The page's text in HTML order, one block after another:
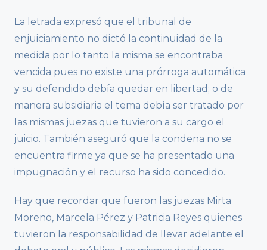
La letrada expresó que el tribunal de
enjuiciamiento no dictó la continuidad de la
medida por lo tanto la misma se encontraba
vencida pues no existe una prórroga automática
y su defendido debía quedar en libertad; o de
manera subsidiaria el tema debía ser tratado por
las mismas juezas que tuvieron a su cargo el
juicio. También aseguró que la condena no se
encuentra firme ya que se ha presentado una
impugnación y el recurso ha sido concedido.
Hay que recordar que fueron las juezas Mirta
Moreno, Marcela Pérez y Patricia Reyes quienes
tuvieron la responsabilidad de llevar adelante el